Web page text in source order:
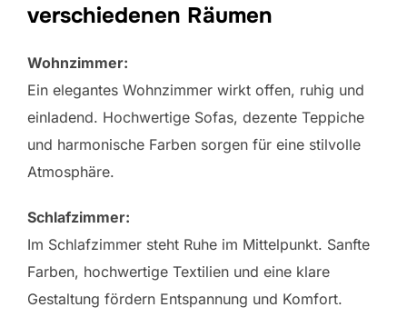
verschiedenen Räumen
Wohnzimmer:
Ein elegantes Wohnzimmer wirkt offen, ruhig und
einladend. Hochwertige Sofas, dezente Teppiche
und harmonische Farben sorgen für eine stilvolle
Atmosphäre.
Schlafzimmer:
Im Schlafzimmer steht Ruhe im Mittelpunkt. Sanfte
Farben, hochwertige Textilien und eine klare
Gestaltung fördern Entspannung und Komfort.